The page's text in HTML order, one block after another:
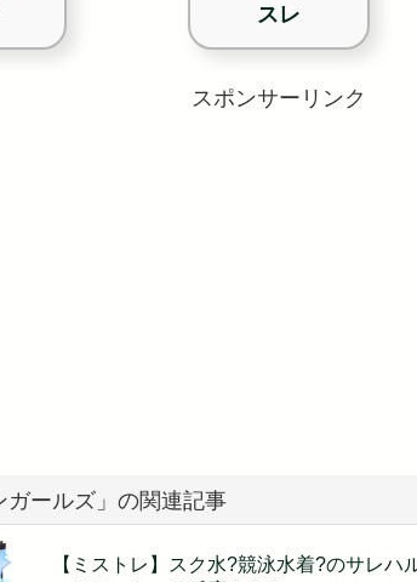
スレ
スポンサーリンク
ガールズ」の関連記事
【ミストレ】スク水?競泳水着?のサレ